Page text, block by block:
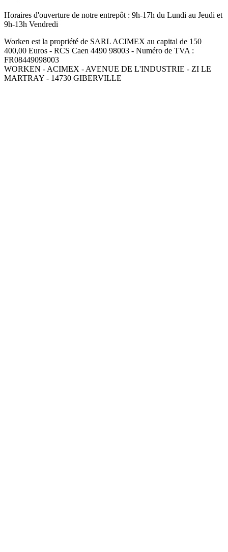
Horaires d'ouverture de notre entrepôt : 9h-17h du Lundi au Jeudi et
9h-13h Vendredi
Worken est la propriété de SARL ACIMEX au capital de 150
400,00 Euros - RCS Caen 4490 98003 - Numéro de TVA :
FR08449098003
WORKEN - ACIMEX - AVENUE DE L'INDUSTRIE - ZI LE
MARTRAY - 14730 GIBERVILLE